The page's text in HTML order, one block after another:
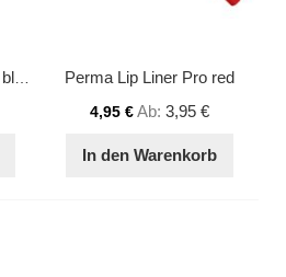
Perma Lip Liner Pro red
4,95 €Ab 3,95 €
In den Warenkorb